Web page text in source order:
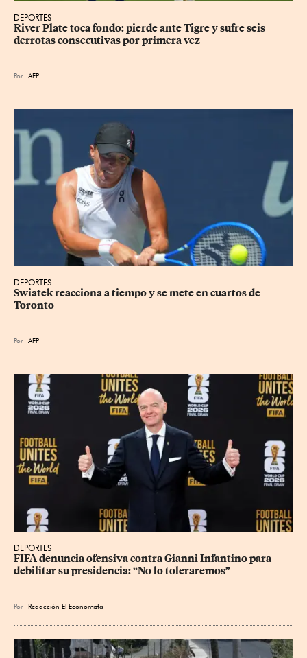
DEPORTES
River Plate toca fondo: pierde ante Tigre y sufre seis
derrotas consecutivas por primera vez
Por AFP
DEPORTES
Swiatek reacciona a tiempo y se mete en cuartos de
Toronto
Por AFP
DEPORTES
FIFA denuncia ofensiva contra Gianni Infantino para
debilitar su presidencia: “No lo toleraremos”
Por Redacción El Economista